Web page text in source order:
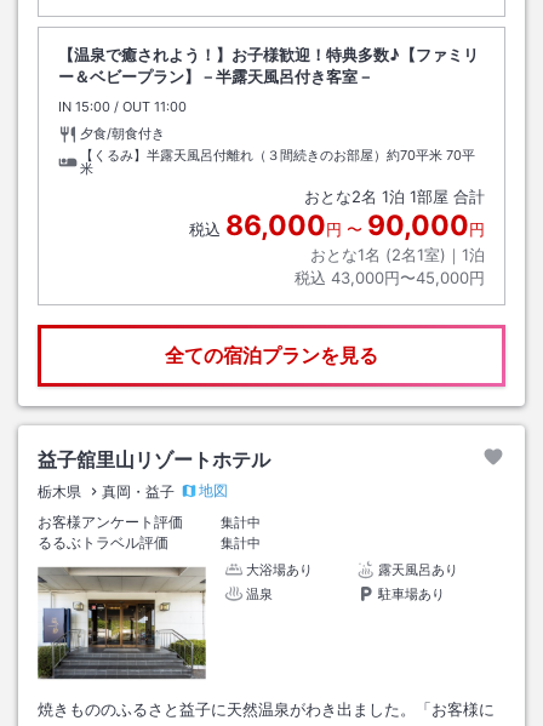
【温泉で癒されよう！】お子様歓迎！特典多数♪【ファミリ
ー＆ベビープラン】－半露天風呂付き客室－
IN チェックイン
15:00 / OUT チェックアウト
11:00
夕食/朝食付き
【くるみ】半露天風呂付離れ（３間続きのお部屋）約70平米 70平
米
おとな2名 1泊 1部屋 合計
税込 86,000円 〜 90,000円
おとな1名 (2名1室)｜ 1泊
税込 43,000円〜45,000円
全ての宿泊プランを見る
益子舘里山リゾートホテル
栃木県 真岡・益子
地図
お客様アンケート評価
集計中
るるぶトラベル評価
集計中
大浴場あり
露天風呂あり
温泉
駐車場あり
焼きもののふるさと益子に天然温泉がわき出ました。「お客様に